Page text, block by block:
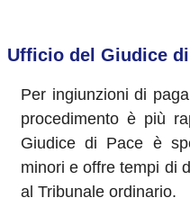
Ufficio del Giudice
Per ingiunzioni di
procedimento è più
Giudice di Pace è
minori e offre tempi di
al Tribunale ordinario.